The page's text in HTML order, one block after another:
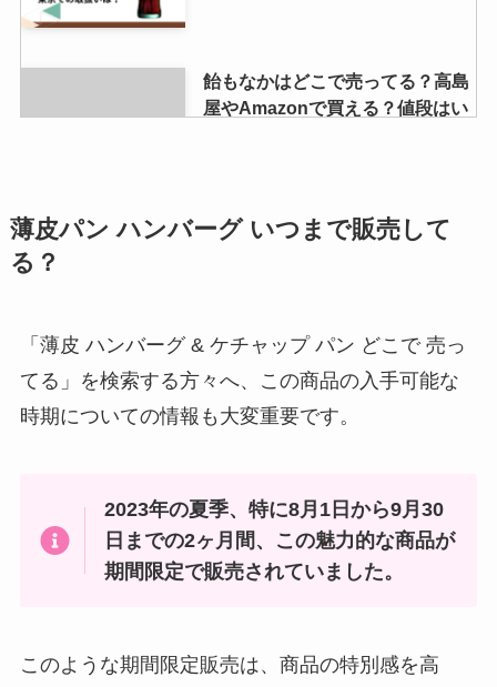
飴もなかはどこで売ってる？高島
屋やAmazonで買える？値段はい
イルキャンティドレッシング 成城
石井で購入可能？似てる市販のド
業務スーパーで買える？どこで売
ってる？
チョコワは販売終了？売ってない
理由はなに？チョコワの象はどこ
に消えた？？
こで買える？
薄皮パン ハンバーグ いつまで販売して
る？
「薄皮 ハンバーグ & ケチャップ パン どこで 売っ
てる」を検索する方々へ、この商品の入手可能な
時期についての情報も大変重要です。
2023年の夏季、特に8月1日から9月30
日までの2ヶ月間、この魅力的な商品が
期間限定で販売されていました。
このような期間限定販売は、商品の特別感を高